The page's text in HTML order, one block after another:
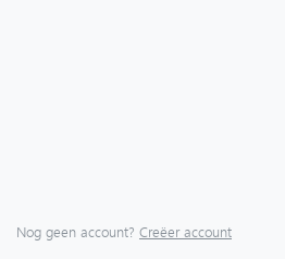
Nog geen account? Creëer account